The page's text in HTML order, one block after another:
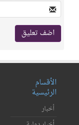
الأقسام
الرئيسية
أخبار